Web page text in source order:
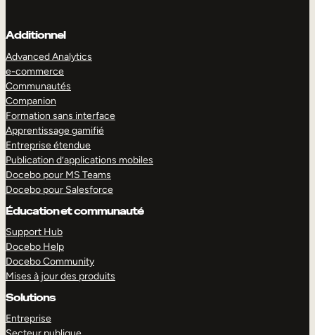
Additionnel
Advanced Analytics
e-commerce
Communautés
Companion
Formation sans interface
Apprentissage gamifié
Entreprise étendue
Publication d’applications mobiles
Docebo pour MS Teams
Docebo pour Salesforce
Éducation et communauté
Support Hub
Docebo Help
Docebo Community
Mises à jour des produits
Solutions
Entreprise